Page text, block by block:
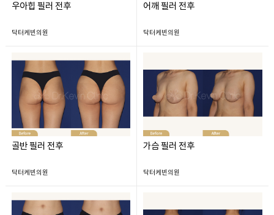
우아힙 필러 전후
닥터케빈의원
어깨 필러 전후
닥터케빈의원
골반 필러 전후
닥터케빈의원
가슴 필러 전후
닥터케빈의원